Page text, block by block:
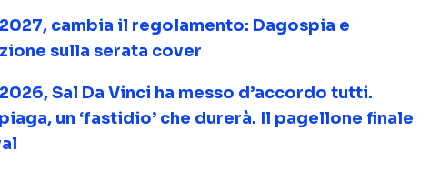
cambia il regolamento: Dagospia e
sulla serata cover
Sal Da Vinci ha messo d’accordo tutti.
un ‘fastidio’ che durerà. Il pagellone finale